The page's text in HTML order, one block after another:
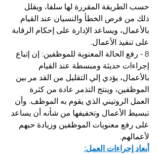
حسب الطريقة المقررة لها سلفا، ويقلل
ذلك من فرص الخطأ والنسيان عند القيام
بالأعمال، ويساعد الإدارة على إحكام الرقابة
على تنفيذ الأعمال.
8 - رفع الحالة المعنوية للموظفين: إن إتباع
إجراءات حديثة ومبسطة عند القيام
بالأعمال، يؤدي إلي التقليل من القد مر بين
الموظفين، وينتج التذمر عادة من كثرة
العمل الروتيني الذي يقوم به الموظف. وأن
تبسيط الأعمال وتخفيفها من شأنه أن يساعد
على رفع معنويات الموظفين وزيادة حبهم
لأعمالهم.
أبعاد إجراءات العمل: